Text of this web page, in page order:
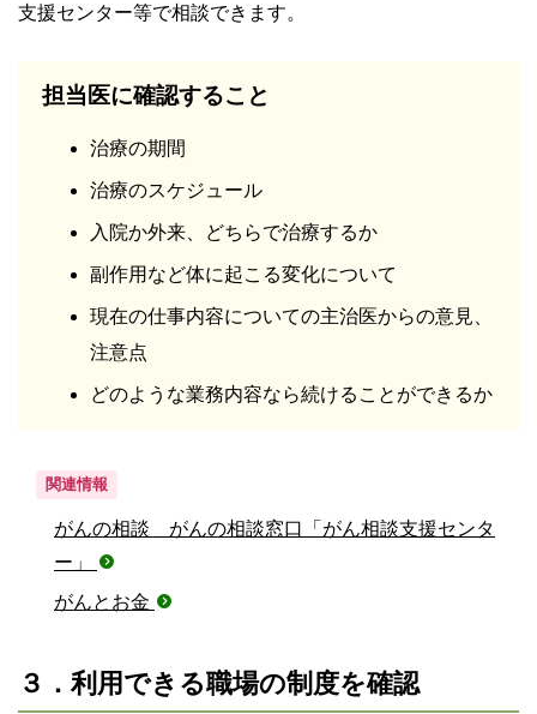
支援センター等で相談できます。
担当医に確認すること
治療の期間
治療のスケジュール
入院か外来、どちらで治療するか
副作用など体に起こる変化について
現在の仕事内容についての主治医からの意見、
注意点
どのような業務内容なら続けることができるか
関連情報
がんの相談 がんの相談窓口「がん相談支援センタ
ー」
がんとお金
３．利用できる職場の制度を確認